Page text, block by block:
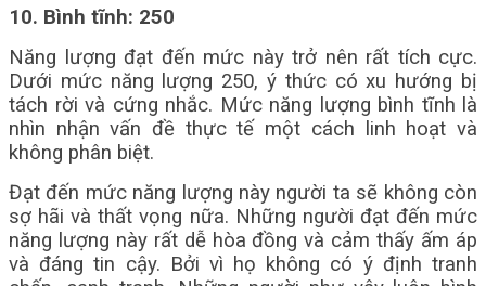
10. Bình tĩnh: 250
Năng lượng đạt đến mức này trở nên rất tích cực.
Dưới mức năng lượng 250, ý thức có xu hướng bị
tách rời và cứng nhắc. Mức năng lượng bình tĩnh là
nhìn nhận vấn đề thực tế một cách linh hoạt và
không phân biệt.
Đạt đến mức năng lượng này người ta sẽ không còn
sợ hãi và thất vọng nữa. Những người đạt đến mức
năng lượng này rất dễ hòa đồng và cảm thấy ấm áp
và đáng tin cậy. Bởi vì họ không có ý định tranh